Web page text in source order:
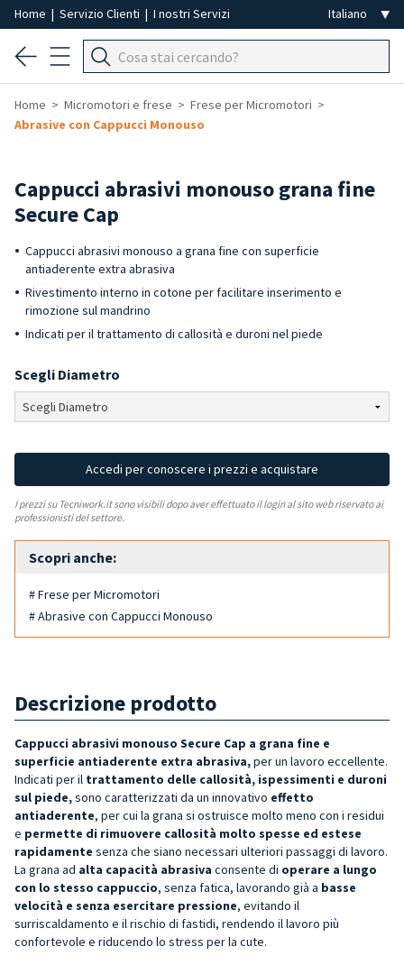
Home | Servizio Clienti | I nostri Servizi
Home Micromotori e frese
Frese per Micromotori
Abrasive con Cappucci Monouso
Cappucci abrasivi monouso grana fine
Secure Cap
Cappucci abrasivi monouso a grana fine con superficie
antiaderente extra abrasiva
Rivestimento interno in cotone per facilitare inserimento e
rimozione sul mandrino
Indicati per il trattamento di callosità e duroni nel piede
Scegli Diametro
Accedi per conoscere i prezzi e acquistare
I prezzi su Tecniwork.it sono visibili dopo aver effettuato il login al sito web riservato ai
professionisti del settore.
Scopri anche:
# Frese per Micromotori
# Abrasive con Cappucci Monouso
Descrizione prodotto
Cappucci abrasivi monouso Secure Cap a grana fine e
superficie antiaderente extra abrasiva,per un lavoro eccellente.
Indicati per il trattamento delle callosità, ispessimenti e duroni
sul piede,sono caratterizzati da un innovativo effetto
antiaderente, per cui la grana si ostruisce molto meno con i residui
e permette di rimuovere callosità molto spesse ed estese
rapidamente senza che siano necessari ulteriori passaggi di lavoro.
La grana ad alta capacità abrasiva consente di operare a lungo
con lo stesso cappuccio, senza fatica, lavorando già a basse
velocità e senza esercitare pressione, evitando il
surriscaldamento e il rischio di fastidi, rendendo il lavoro più
confortevole e riducendo lo stress per la cute.